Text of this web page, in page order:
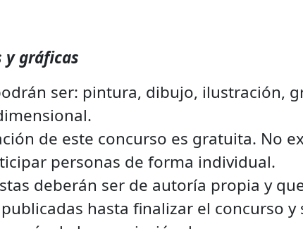
y gráficas
ser: pintura, dibujo, ilustración,
de este concurso es gratuita. No
personas de forma individual.
deberán ser de autoría propia y
hasta finalizar el concurso